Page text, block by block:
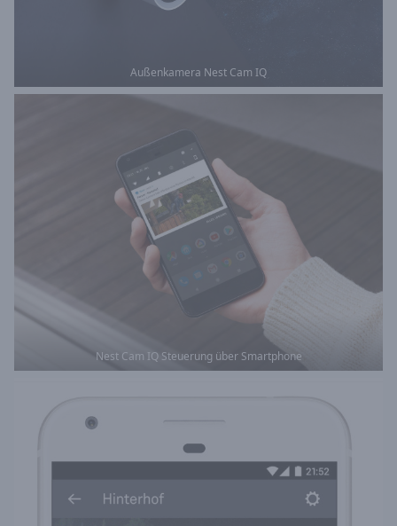
Außenkamera Nest Cam IQ
Nest Cam IQ Steuerung über Smartphone